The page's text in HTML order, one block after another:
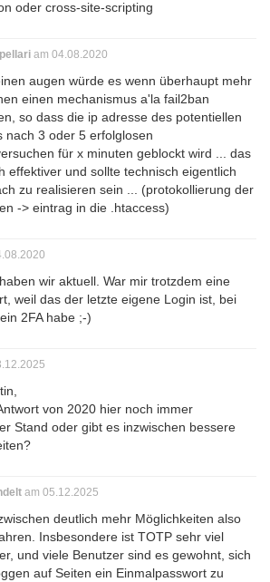
oder cross-site-scripting
am 04.08.2020
augen würde es wenn überhaupt mehr
einen mechanismus a'la fail2ban
so dass die ip adresse des potentiellen
nach 3 oder 5 erfolglosen
für x minuten geblockt wird ... das
effektiver und sollte technisch eigentlich
zu realisieren sein ... (protokollierung der
-> eintrag in die .htaccess)
wir aktuell. War mir trotzdem eine
weil das der letzte eigene Login ist, bei
2FA habe ;-)
von 2020 hier noch immer
Stand oder gibt es inzwischen bessere
am 05.12.2025
deutlich mehr Möglichkeiten also
Insbesondere ist TOTP sehr viel
und viele Benutzer sind es gewohnt, sich
auf Seiten ein Einmalpasswort zu